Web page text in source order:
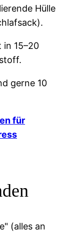
Hülle
in 15–20
gerne 10
für
(alles an